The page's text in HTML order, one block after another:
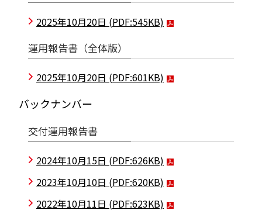
2025年10月20日 (PDF:545KB)
運用報告書（全体版）
2025年10月20日 (PDF:601KB)
バックナンバー
交付運用報告書
2024年10月15日 (PDF:626KB)
2023年10月10日 (PDF:620KB)
2022年10月11日 (PDF:623KB)